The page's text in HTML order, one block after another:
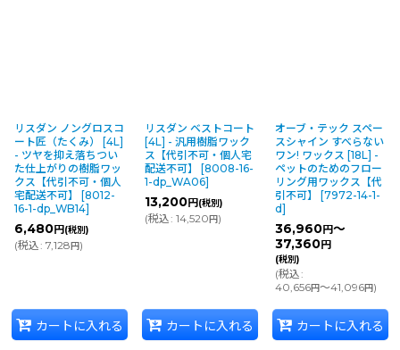
リスダン ノングロスコ
ート匠（たくみ） [4L]
- ツヤを抑え落ちつい
た仕上がりの樹脂ワッ
クス【代引不可・個人
宅配送不可】
[8012-
16-1-dp_WB14]
6,480円 (税別)
(税込: 7,128円)
カートに入れる
リスダン ベストコート
[4L] - 汎用樹脂ワック
ス【代引不可・個人宅
配送不可】
[8008-16-
1-dp_WA06]
13,200円 (税別)
(税込: 14,520円)
カートに入れる
オーブ・テック スペー
スシャイン すべらない
ワン! ワックス [18L] -
ペットのためのフロー
リング用ワックス【代
引不可】
[7972-14-1-
d]
36,960円～
37,360円
(税別)
(税込:
40,656円～41,096円)
カートに入れる